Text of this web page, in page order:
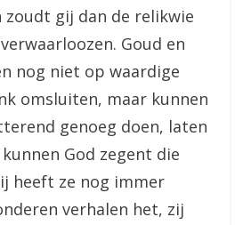
zoudt gij dan de relikwie
Goud en
nog niet op waardige
omsluiten, maar kunnen
genoeg doen, laten
God zegent die
heeft ze nog immer
verhalen het, zij